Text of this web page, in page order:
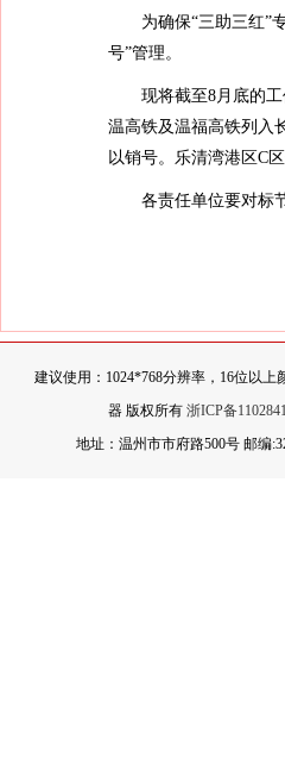
为确保“三助三红”专
号”管理。
现将截至8月底的工
温高铁及温福高铁列入
以销号。乐清湾港区C
各责任单位要对标节
建议使用：1024*768分辨率，16位以上
器 版权所有 浙ICP备
地址：温州市市府路500号 邮编